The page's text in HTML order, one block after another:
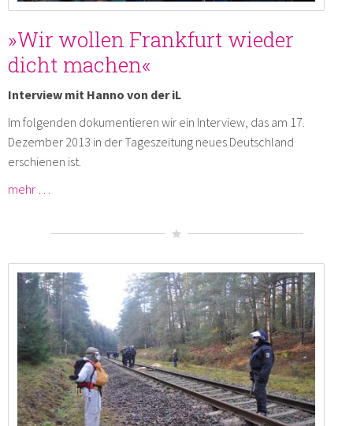
»Wir wollen Frankfurt wieder
dicht machen«
Interview mit Hanno von der iL
Im folgenden dokumentieren wir ein Interview, das am 17.
Dezember 2013 in der Tageszeitung neues Deutschland
erschienen ist.
mehr …